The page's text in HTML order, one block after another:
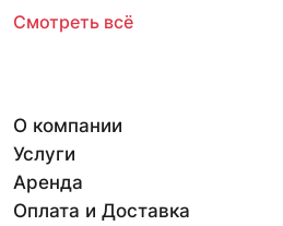
Смотреть всё
О компании
Услуги
Аренда
Оплата и Доставка